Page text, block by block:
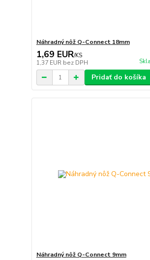
Náhradný nôž Q-Connect 18mm
1,69 EUR/KS
1,37 EUR bez DPH
Pridať do košíka
Náhradný nôž Q-Connect 9mm